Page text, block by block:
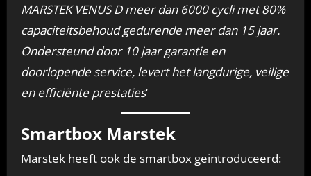
MARSTEK VENUS D meer dan 6000 cycli met 80%
capaciteitsbehoud gedurende meer dan 15 jaar.
Ondersteund door 10 jaar garantie en
doorlopende service, levert het langdurige, veilige
en efficiënte prestaties‘
Smartbox Marstek
Marstek heeft ook de smartbox geintroduceerd: